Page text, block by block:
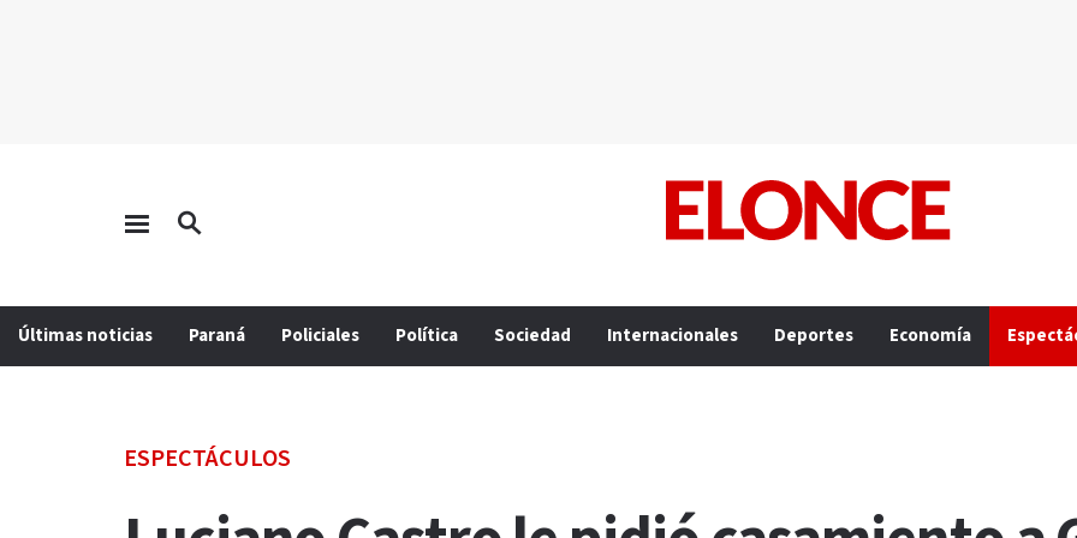
Últimas noticias Paraná Policiales Política Sociedad Internacionales Deportes Economía
ESPECTÁCULOS